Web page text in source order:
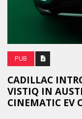
PUB
CADILLAC
VISTIQ IN
CINEMATIC EV